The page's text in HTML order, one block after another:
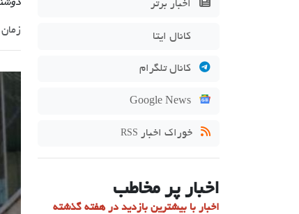
اخبار برتر
کانال ایتا
کانال تلگرام
خوراک اخبار RSS
اخبار پر مخاطب
اخبار با بیشترین بازدید در هفته گذشته
دوشنبه 15
زمان